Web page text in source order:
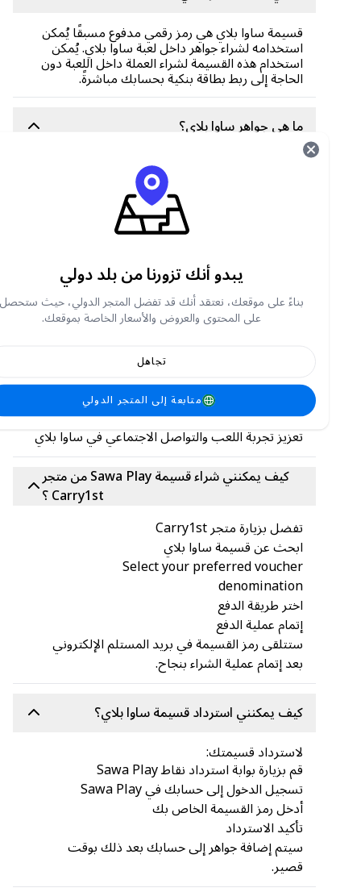
قسيمة ساوا بلاي هي رمز رقمي مدفوع مسبقًا يُمكن
استخدامه لشراء جواهر داخل لعبة ساوا بلاي. يُمكن
استخدام هذه القسيمة لشراء العملة داخل اللعبة دون
الحاجة إلى ربط بطاقة بنكية بحسابك مباشرةً.
ما هي جواهر ساوا بلاي؟
تُستخدم جواهر ساوا بلاي داخل التطبيق للأغراض
اشترِ العناصر والميزات المميزة
المشاركة في الأنشطة والفعاليات الخاصة
حسّن تجربة اللعب الشاملة داخل التطبيق
ما هي استخدامات قسيمة ساوا بلاي؟
جواهر، والذي يمكن استخدامه في:
شراء الميزات المميزة
إرسال الهدايا
المشاركة في الفعاليات الخاصة
تعزيز تجربة اللعب والتواصل الاجتماعي في ساوا بلاي
كيف يمكنني شراء قسيمة Sawa Play من متجر
Carry1st ؟
تفضل بزيارة متجر Carry1st
ابحث عن قسيمة ساوا بلاي
Select your preferred voucher
denomination
اختر طريقة الدفع
إتمام عملية الدفع
ستتلقى رمز القسيمة في بريد المستلم الإلكتروني
بعد إتمام عملية الشراء بنجاح.
كيف يمكنني استرداد قسيمة ساوا بلاي؟
لاسترداد قسيمتك:
قم بزيارة بوابة استرداد نقاط Sawa Play
تسجيل الدخول إلى حسابك في Sawa Play
أدخل رمز القسيمة الخاص بك
تأكيد الاسترداد
سيتم إضافة جواهر إلى حسابك بعد ذلك بوقت
يبدو أنك تزورنا من بلد دولي
بناءً على موقعك، نعتقد أنك قد تفضل المتجر الدولي، حيث ستحصل
على المحتوى والعروض والأسعار الخاصة بموقعك.
متابعة إلى المتجر الدولي